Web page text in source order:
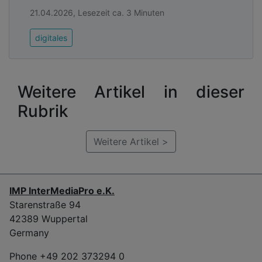
Invest“ (ROI).
Kommunale IT-Verantwortliche sollten bei der
Daten klären – dann steht einem effektiv und
vertrauensvoll arbeitenden Managed SOC nichts
Kommunalwirtschaft!
21.04.2026, Lesezeit ca. 3 Minuten
digitales
Weitere Artikel in dieser
Rubrik
Weitere Artikel >
IMP InterMediaPro e.K.
Starenstraße 94
42389 Wuppertal
Germany
Phone +49 202 373294 0